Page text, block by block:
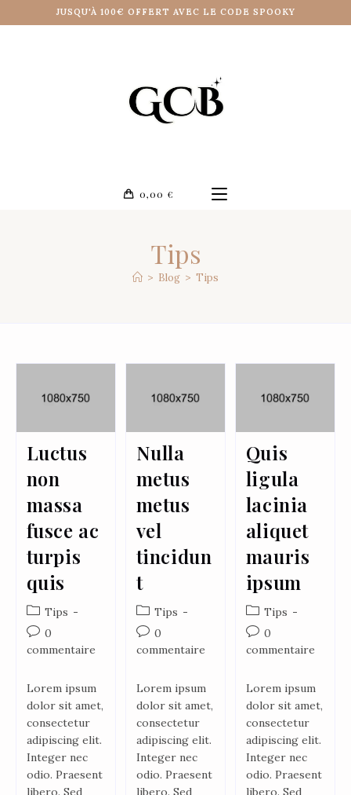
JUSQU'À 100€ OFFERT AVEC LE CODE SPOOKY
0,00 €
Tips
> Blog > Tips
Luctus
non
massa
fusce ac
turpis
quis
Tips
0
commentaire
Lorem ipsum
dolor sit amet,
consectetur
adipiscing elit.
Integer nec
odio. Praesent
libero. Sed
Nulla
metus
metus
vel
tincidun
t
Tips
0
commentaire
Lorem ipsum
dolor sit amet,
consectetur
adipiscing elit.
Integer nec
odio. Praesent
libero. Sed
Quis
ligula
lacinia
aliquet
mauris
ipsum
Tips
0
commentaire
Lorem ipsum
dolor sit amet,
consectetur
adipiscing elit.
Integer nec
odio. Praesent
libero. Sed